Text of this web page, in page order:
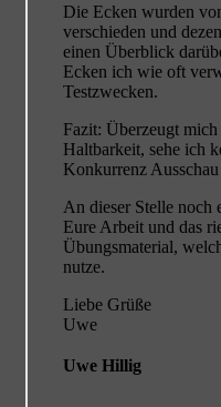
Die Ecken wurden
verschieden und
einen Überblick
Ecken ich wie oft
Testzwecken.
Fazit: Überzeugt
Haltbarkeit, sehe ich
Konkurrenz
An dieser Stelle noch
Eure Arbeit und das
Übungsmaterial,
nutze.
Liebe Grüße
Uwe
Uwe Hillig